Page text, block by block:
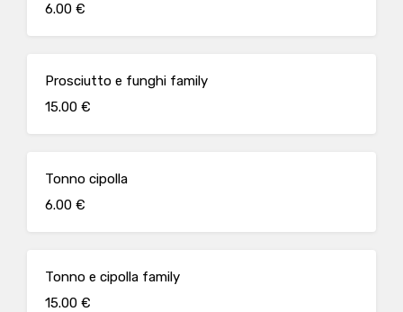
6.00 €
Prosciutto e funghi family
15.00 €
Tonno cipolla
6.00 €
Tonno e cipolla family
15.00 €